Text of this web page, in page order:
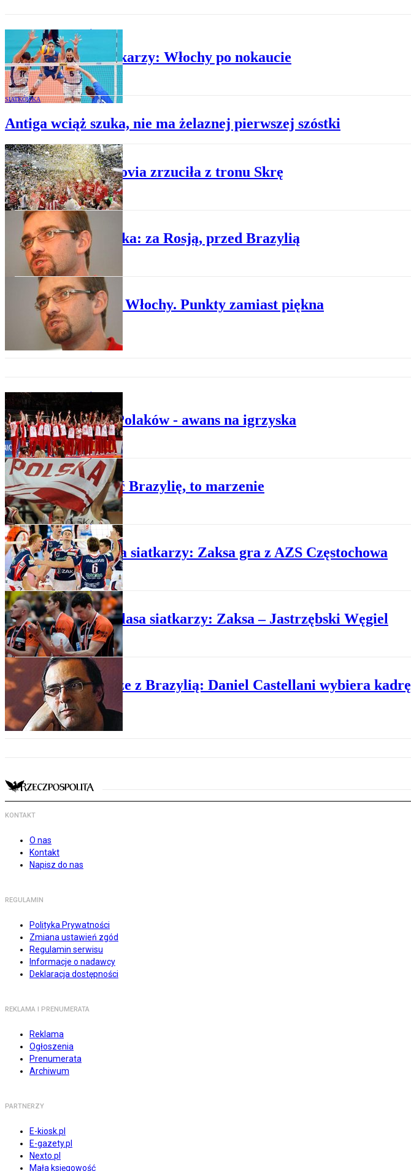
SIATKÓWKA
MŚ siatkarzy: Włochy po nokaucie
SIATKÓWKA
Antiga wciąż szuka, nie ma żelaznej pierwszej szóstki
SPORT
Jak Resovia zrzuciła z tronu Skrę
SPORT
Siatkówka: za Rosją, przed Brazylią
SPORT
Polska - Włochy. Punkty zamiast piękna
Celem Polaków - awans na igrzyska
SIATKÓWKA
Pokonać Brazylię, to marzenie
SIATKÓWKA
PlusLiga siatkarzy: Zaksa gra z AZS Częstochowa
SIATKÓWKA
Ekstraklasa siatkarzy: Zaksa – Jastrzębski Węgiel
SIATKÓWKA
Siatkarze z Brazylią: Daniel Castellani wybiera kadrę
KONTAKT
O nas
Kontakt
Napisz do nas
REGULAMIN
Polityka Prywatności
Zmiana ustawień zgód
Regulamin serwisu
Informacje o nadawcy
Deklaracja dostępności
REKLAMA I PRENUMERATA
Reklama
Ogłoszenia
Prenumerata
Archiwum
PARTNERZY
E-kiosk.pl
E-gazety.pl
Nexto.pl
Mała księgowość